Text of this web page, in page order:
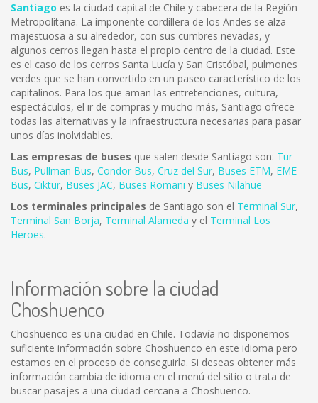
Santiago es la ciudad capital de Chile y cabecera de la Región
Metropolitana. La imponente cordillera de los Andes se alza
majestuosa a su alrededor, con sus cumbres nevadas, y
algunos cerros llegan hasta el propio centro de la ciudad. Este
es el caso de los cerros Santa Lucía y San Cristóbal, pulmones
verdes que se han convertido en un paseo característico de los
capitalinos. Para los que aman las entretenciones, cultura,
espectáculos, el ir de compras y mucho más, Santiago ofrece
todas las alternativas y la infraestructura necesarias para pasar
unos días inolvidables.
Las empresas de buses que salen desde Santiago son: Tur
Bus, Pullman Bus, Condor Bus, Cruz del Sur, Buses ETM, EME
Bus, Ciktur, Buses JAC, Buses Romani y Buses Nilahue
Los terminales principales de Santiago son el Terminal Sur,
Terminal San Borja, Terminal Alameda y el Terminal Los
Heroes.
Información sobre la ciudad
Choshuenco
Choshuenco es una ciudad en Chile. Todavía no disponemos
suficiente información sobre Choshuenco en este idioma pero
estamos en el proceso de conseguirla. Si deseas obtener más
información cambia de idioma en el menú del sitio o trata de
buscar pasajes a una ciudad cercana a Choshuenco.